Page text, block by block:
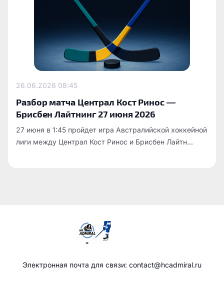
26.06.2026 08:45
Разбор матча Централ Кост Ринос —
Брисбен Лайтнинг 27 июня 2026
27 июня в 1:45 пройдет игра Австралийской хоккейной
лиги между Централ Кост Ринос и Брисбен Лайтн...
Электронная почта для связи: contact@hcadmiral.ru